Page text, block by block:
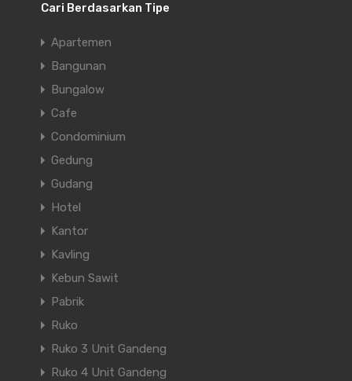
Cari Berdasarkan Tipe
Apartemen
Bangunan
Bungalow
Cafe
Condominium
Gedung
Gudang
Hotel
Kantor
Kavling
Kebun Sawit
Pabrik
Ruko
Ruko 3 Unit Gandeng
Ruko 4 Unit Gandeng